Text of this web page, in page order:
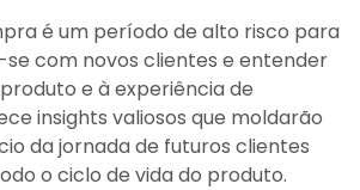
é um período de alto risco para
com novos clientes e entender
e à experiência de
insights valiosos que moldarão
da jornada de futuros clientes
o ciclo de vida do produto.